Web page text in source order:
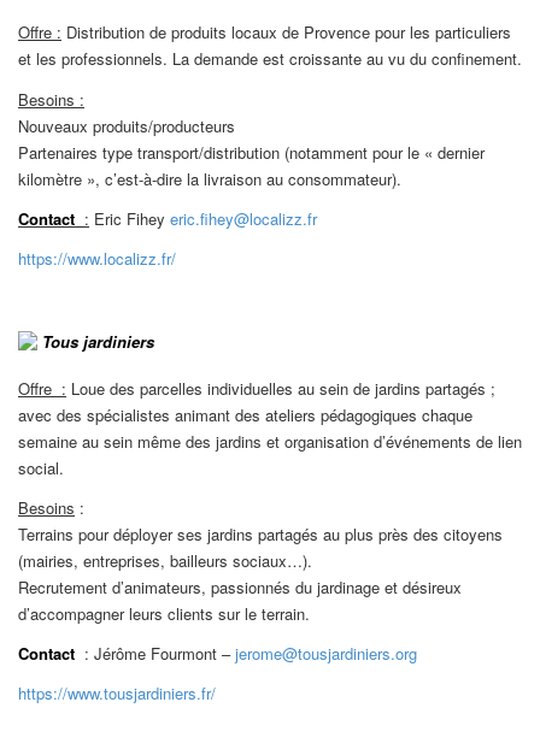
Offre : Distribution de produits locaux de Provence pour les particuliers
et les professionnels. La demande est croissante au vu du confinement.
Besoins :
Nouveaux produits/producteurs
Partenaires type transport/distribution (notamment pour le « dernier
kilomètre », c’est-à-dire la livraison au consommateur).
Contact : Eric Fihey eric.fihey@localizz.fr
https://www.localizz.fr/
Tous jardiniers
Offre : Loue des parcelles individuelles au sein de jardins partagés ;
avec des spécialistes animant des ateliers pédagogiques chaque
semaine au sein même des jardins et organisation d’événements de lien
social.
Besoins :
Terrains pour déployer ses jardins partagés au plus près des citoyens
(mairies, entreprises, bailleurs sociaux…).
Recrutement d’animateurs, passionnés du jardinage et désireux
d’accompagner leurs clients sur le terrain.
Contact : Jérôme Fourmont –jerome@tousjardiniers.org
https://www.tousjardiniers.fr/